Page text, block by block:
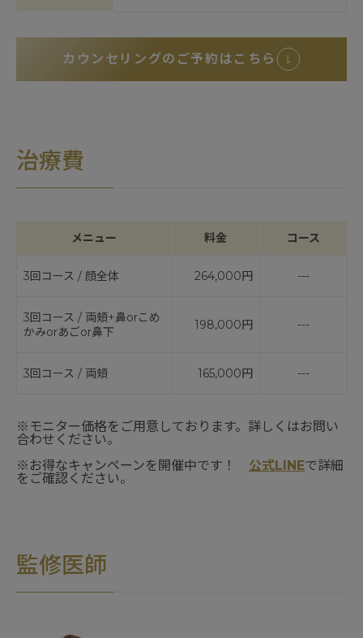
カウンセリングのご予約はこちら
治療費
メニュー 料金 コース
3回コース / 顔全体 264,000円 ---
3回コース / 両頬+鼻orこめ
かみorあごor鼻下
198,000円 ---
3回コース / 両頬 165,000円 ---
※モニター価格をご用意しております。詳しくはお問い
合わせください。
※お得なキャンペーンを開催中です！ 公式LINEで詳細
をご確認ください。
監修医師